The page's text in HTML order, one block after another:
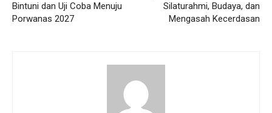
Bintuni dan Uji Coba Menuju
Porwanas 2027
Silaturahmi, Budaya, dan
Mengasah Kecerdasan